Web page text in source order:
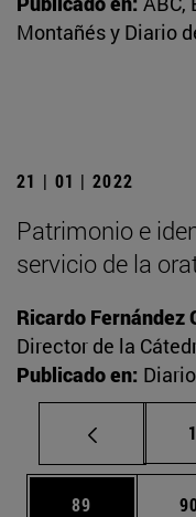
Montañés y Diario
21 | 01 | 2022
Patrimonio e
servicio de la
Ricardo Fernández
Director de la
Publicado en:
1
Página
89